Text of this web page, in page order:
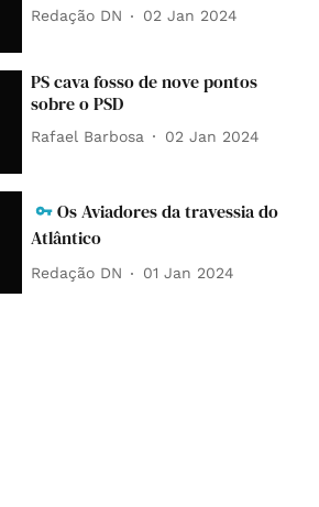
Redação DN 02 Jan 2024
PS cava fosso de nove pontos
sobre o PSD
Rafael Barbosa 02 Jan 2024
Os Aviadores da travessia do
Atlântico
Redação DN 01 Jan 2024